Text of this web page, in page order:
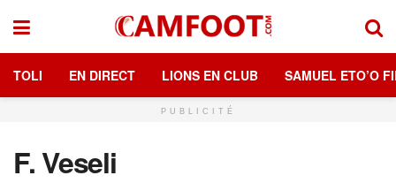
TOLI EN DIRECT LIONS EN CLUB SAMUEL ETO’O
PUBLICITÉ
F. Veseli